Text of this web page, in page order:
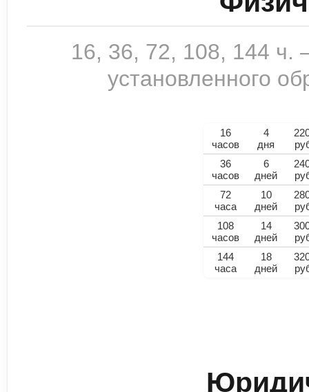
16, 36, 72, 108, 144
установленного
16
часов
4
дня
36
часов
6
дней
72
часа
10
дней
108
часов
14
дней
144
часа
18
дней